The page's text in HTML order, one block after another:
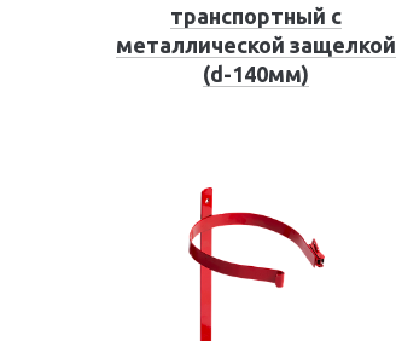
транспортный с
металлической защелкой
(d-140мм)